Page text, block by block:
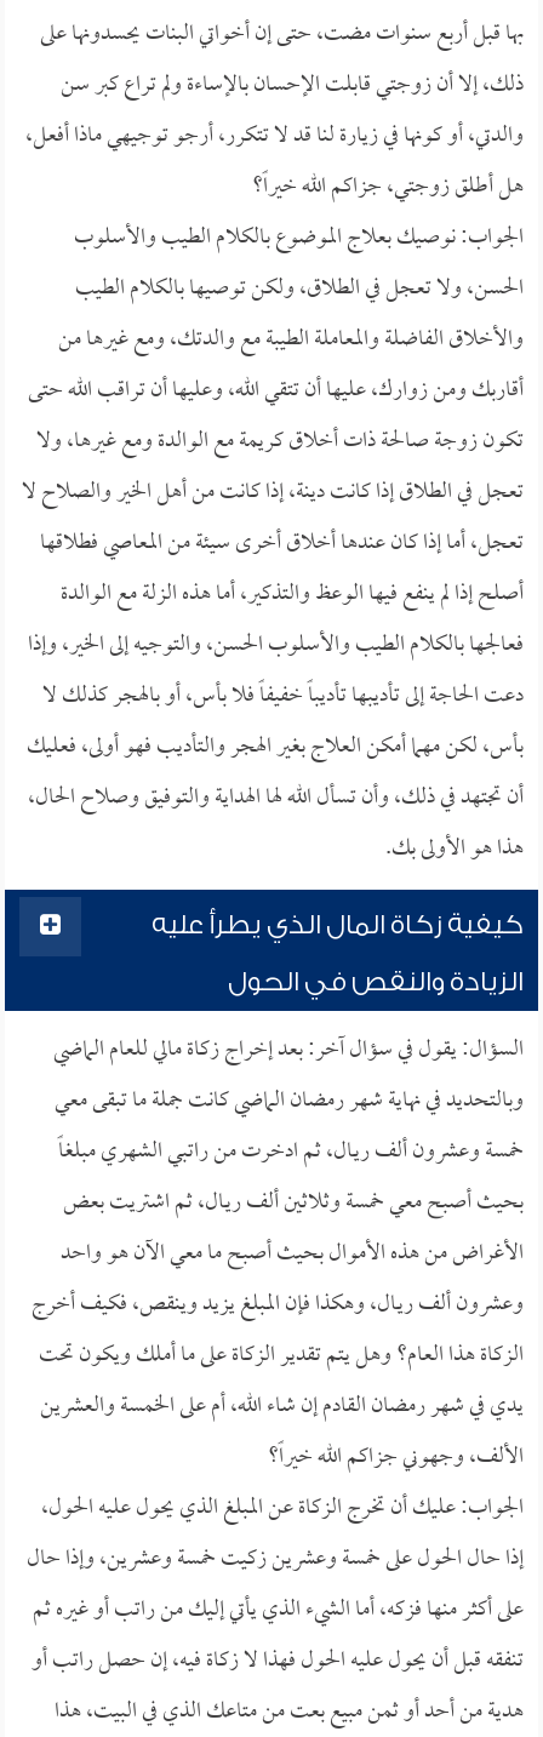
بها قبل أربع سنوات مضت، حتى إن أخواتي البنات يحسدونها على
ذلك، إلا أن زوجتي قابلت الإحسان بالإساءة ولم تراع كبر سن
والدتي، أو كونها في زيارة لنا قد لا تتكرر، أرجو توجيهي ماذا أفعل،
هل أطلق زوجتي، جزاكم الله خيراً؟
الجواب: نوصيك بعلاج الموضوع بالكلام الطيب والأسلوب
الحسن، ولا تعجل في الطلاق، ولكن توصيها بالكلام الطيب
والأخلاق الفاضلة والمعاملة الطيبة مع والدتك، ومع غيرها من
أقاربك ومن زوارك، عليها أن تتقي الله، وعليها أن تراقب الله حتى
تكون زوجة صالحة ذات أخلاق كريمة مع الوالدة ومع غيرها، ولا
تعجل في الطلاق إذا كانت دينة، إذا كانت من أهل الخير والصلاح لا
تعجل، أما إذا كان عندها أخلاق أخرى سيئة من المعاصي فطلاقها
أصلح إذا لم ينفع فيها الوعظ والتذكير، أما هذه الزلة مع الوالدة
فعالجها بالكلام الطيب والأسلوب الحسن، والتوجيه إلى الخير، وإذا
دعت الحاجة إلى تأديبها تأديباً خفيفاً فلا بأس، أو بالهجر كذلك لا
بأس، لكن مهما أمكن العلاج بغير الهجر والتأديب فهو أولى، فعليك
أن تجتهد في ذلك، وأن تسأل الله لها الهداية والتوفيق وصلاح الحال،
هذا هو الأولى بك.
كيفية زكاة المال الذي يطرأ عليه
الزيادة والنقص في الحول
السؤال: يقول في سؤال آخر: بعد إخراج زكاة مالي للعام الماضي
وبالتحديد في نهاية شهر رمضان الماضي كانت جملة ما تبقى معي
خمسة وعشرون ألف ريـال، ثم ادخرت من راتبي الشهري مبلغاً
بحيث أصبح معي خمسة وثلاثين ألف ريـال، ثم اشتريت بعض
الأغراض من هذه الأموال بحيث أصبح ما معي الآن هو واحد
وعشرون ألف ريـال، وهكذا فإن المبلغ يزيد وينقص، فكيف أخرج
الزكاة هذا العام؟ وهل يتم تقدير الزكاة على ما أملك ويكون تحت
يدي في شهر رمضان القادم إن شاء الله، أم على الخمسة والعشرين
الألف، وجهوني جزاكم الله خيراً؟
الجواب: عليك أن تخرج الزكاة عن المبلغ الذي يحول عليه الحول،
إذا حال الحول على خمسة وعشرين زكيت خمسة وعشرين، وإذا حال
على أكثر منها فزكه، أما الشيء الذي يأتي إليك من راتب أو غيره ثم
تنفقه قبل أن يحول عليه الحول فهذا لا زكاة فيه، إن حصل راتب أو
هدية من أحد أو ثمن مبيع بعت من متاعك الذي في البيت، هذا